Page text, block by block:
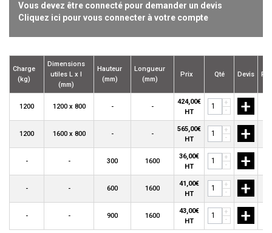
Vous devez être connecté pour demander un devis
Cliquez ici pour vous connecter à votre compte
Charge
(kg)
Dimensions
utiles L x l
(mm)
Hauteur
(mm)
Longueur
(mm)
Prix Qté Devis
1200 1200 x 800 - -
424,00€
HT
+
-
+
1200 1600 x 800 - -
565,00€
HT
+
-
+
- - 300 1600
36,00€
HT
+
-
+
- - 600 1600
41,00€
HT
+
-
+
- - 900 1600
43,00€
HT
+
-
+